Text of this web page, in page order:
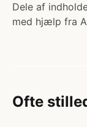
Dele af
med hjælp fra
Ofte